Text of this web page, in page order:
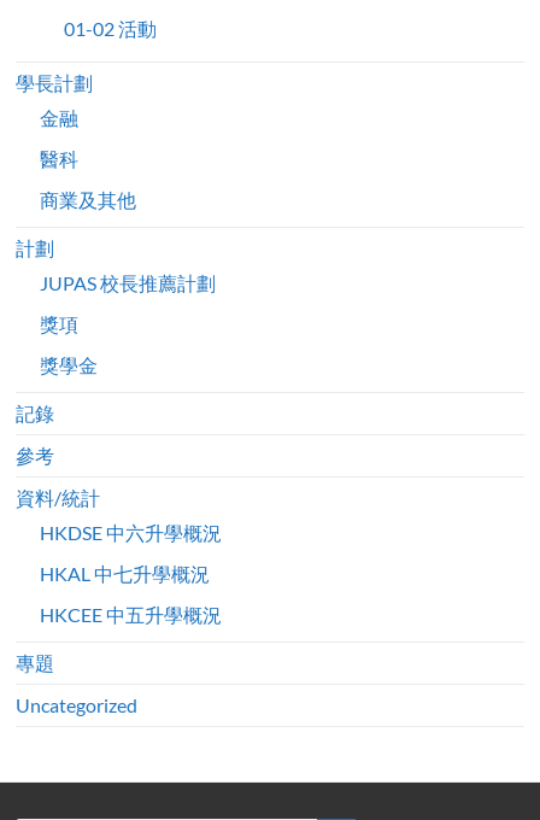
01-02 活動
學長計劃
金融
醫科
商業及其他
計劃
JUPAS 校長推薦計劃
獎項
獎學金
記錄
參考
資料/統計
HKDSE 中六升學概況
HKAL 中七升學概況
HKCEE 中五升學概況
專題
Uncategorized